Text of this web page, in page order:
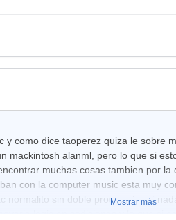
y como dice taoperez quiza le sobre
mackintosh alanml, pero lo que si
muchas cosas tambien por
con la computer music esta muy
normalito sin doble procesador ni
logic en codiciones y lo que si
Mostrar más